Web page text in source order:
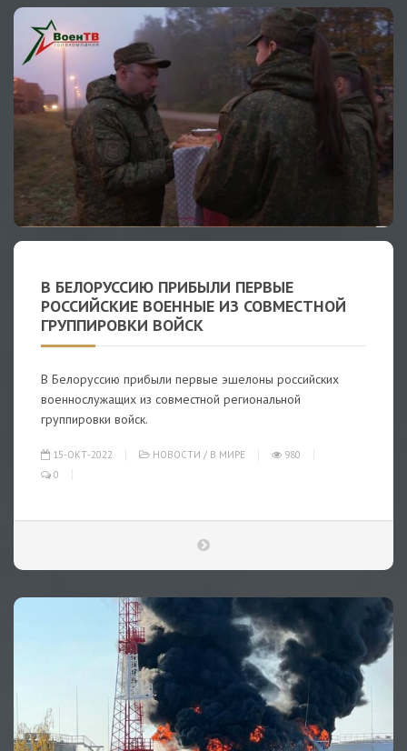
В БЕЛОРУССИЮ ПРИБЫЛИ ПЕРВЫЕ
РОССИЙСКИЕ ВОЕННЫЕ ИЗ СОВМЕСТНОЙ
ГРУППИРОВКИ ВОЙСК
В Белоруссию прибыли первые эшелоны российских
военнослужащих из совместной региональной
группировки войск.
15-ОКТ-2022 НОВОСТИ / В МИРЕ
980
0